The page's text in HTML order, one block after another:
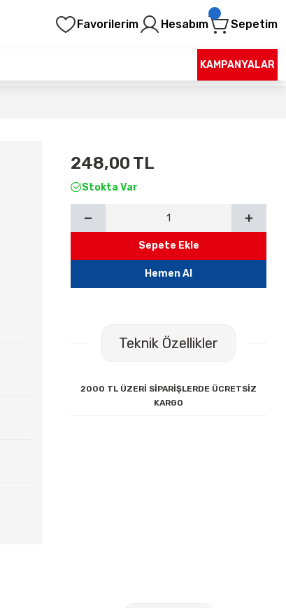
Favorilerim Hesabım Sepetim
KAMPANYALAR
248,00 TL
Stokta Var
Sepete Ekle
Hemen Al
Teknik Özellikler
2000 TL ÜZERİ SİPARİŞLERDE ÜCRETSİZ
KARGO